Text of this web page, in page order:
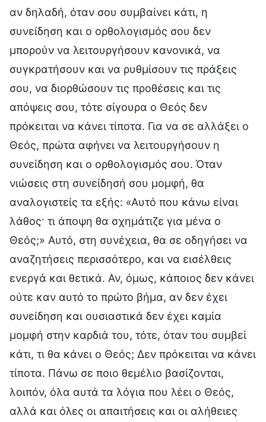
αν δηλαδή, όταν σου συμβαίνει κάτι, η
συνείδηση και ο ορθολογισμός σου δεν
μπορούν να λειτουργήσουν κανονικά, να
συγκρατήσουν και να ρυθμίσουν τις πράξεις
σου, να διορθώσουν τις προθέσεις και τις
απόψεις σου, τότε σίγουρα ο Θεός δεν
πρόκειται να κάνει τίποτα. Για να σε αλλάξει ο
Θεός, πρώτα αφήνει να λειτουργήσουν η
συνείδηση και ο ορθολογισμός σου. Όταν
νιώσεις στη συνείδησή σου μομφή, θα
αναλογιστείς τα εξής: «Αυτό που κάνω είναι
λάθος· τι άποψη θα σχημάτιζε για μένα ο
Θεός;» Αυτό, στη συνέχεια, θα σε οδηγήσει να
αναζητήσεις περισσότερο, και να εισέλθεις
ενεργά και θετικά. Αν, όμως, κάποιος δεν κάνει
ούτε καν αυτό το πρώτο βήμα, αν δεν έχει
συνείδηση και ουσιαστικά δεν έχει καμία
μομφή στην καρδιά του, τότε, όταν του συμβεί
κάτι, τι θα κάνει ο Θεός; Δεν πρόκειται να κάνει
τίποτα. Πάνω σε ποιο θεμέλιο βασίζονται,
λοιπόν, όλα αυτά τα λόγια που λέει ο Θεός,
αλλά και όλες οι απαιτήσεις και οι αλήθειες